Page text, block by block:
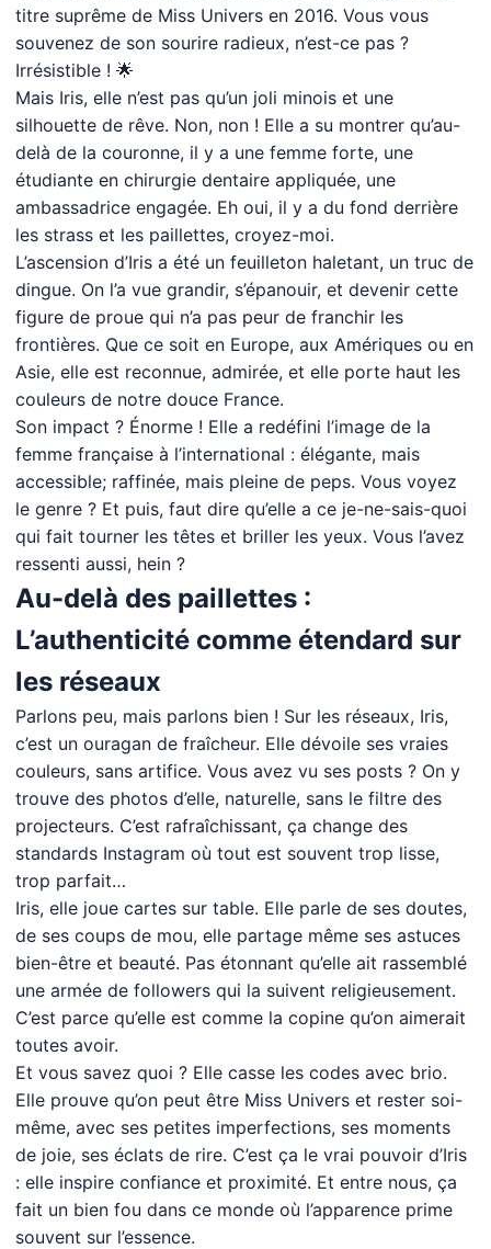
titre suprême de Miss Univers en 2016. Vous vous
souvenez de son sourire radieux, n’est-ce pas ?
Irrésistible ! 🌟
Mais Iris, elle n’est pas qu’un joli minois et une
silhouette de rêve. Non, non ! Elle a su montrer qu’au-
delà de la couronne, il y a une femme forte, une
étudiante en chirurgie dentaire appliquée, une
ambassadrice engagée. Eh oui, il y a du fond derrière
les strass et les paillettes, croyez-moi.
L’ascension d’Iris a été un feuilleton haletant, un truc de
dingue. On l’a vue grandir, s’épanouir, et devenir cette
figure de proue qui n’a pas peur de franchir les
frontières. Que ce soit en Europe, aux Amériques ou en
Asie, elle est reconnue, admirée, et elle porte haut les
couleurs de notre douce France.
Son impact ? Énorme ! Elle a redéfini l’image de la
femme française à l’international : élégante, mais
accessible; raffinée, mais pleine de peps. Vous voyez
le genre ? Et puis, faut dire qu’elle a ce je-ne-sais-quoi
qui fait tourner les têtes et briller les yeux. Vous l’avez
ressenti aussi, hein ?
Au-delà des paillettes :
L’authenticité comme étendard sur
les réseaux
Parlons peu, mais parlons bien ! Sur les réseaux, Iris,
c’est un ouragan de fraîcheur. Elle dévoile ses vraies
couleurs, sans artifice. Vous avez vu ses posts ? On y
trouve des photos d’elle, naturelle, sans le filtre des
projecteurs. C’est rafraîchissant, ça change des
standards Instagram où tout est souvent trop lisse,
trop parfait…
Iris, elle joue cartes sur table. Elle parle de ses doutes,
de ses coups de mou, elle partage même ses astuces
bien-être et beauté. Pas étonnant qu’elle ait rassemblé
une armée de followers qui la suivent religieusement.
C’est parce qu’elle est comme la copine qu’on aimerait
toutes avoir.
Et vous savez quoi ? Elle casse les codes avec brio.
Elle prouve qu’on peut être Miss Univers et rester soi-
même, avec ses petites imperfections, ses moments
de joie, ses éclats de rire. C’est ça le vrai pouvoir d’Iris
: elle inspire confiance et proximité. Et entre nous, ça
fait un bien fou dans ce monde où l’apparence prime
souvent sur l’essence.